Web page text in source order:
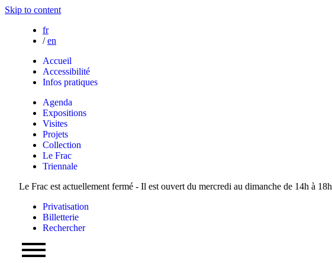
Skip to content
fr
/ en
Accueil
Accessibilité
Infos pratiques
Agenda
Expositions
Visites
Projets
Collection
Le Frac
Triennale
Le Frac est actuellement fermé - Il est ouvert du mercredi au dimanche de 14h à 18h
Privatisation
Billetterie
Rechercher